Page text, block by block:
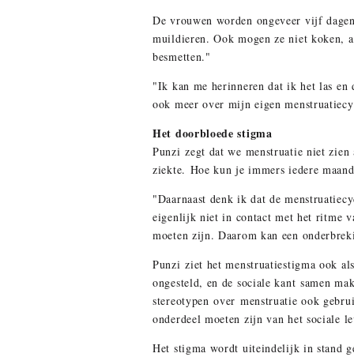
De vrouwen worden ongeveer vijf
muildieren. Ook mogen ze niet koken,
besmetten."
"Ik kan me herinneren dat ik het las
ook meer over mijn eigen
Het doorbloede stigma
Punzi zegt dat we menstruatie niet
ziekte. Hoe kun je immers iedere
"Daarnaast denk ik dat de
eigenlijk niet in contact met het ritme
moeten zijn. Daarom kan een
Punzi ziet het menstruatiestigma ook
ongesteld, en de sociale kant samen
stereotypen over menstruatie ook
onderdeel moeten zijn van het sociale
Het stigma wordt uiteindelijk in stand